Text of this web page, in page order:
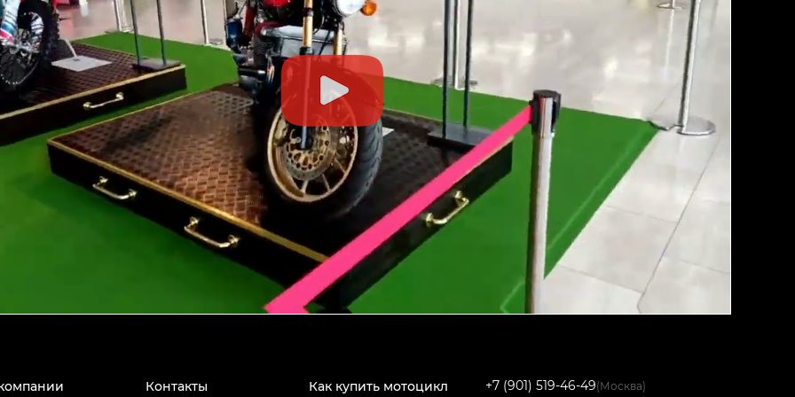
Контакты Как купить мотоцикл +7 (901) 519-46-49(Москва)